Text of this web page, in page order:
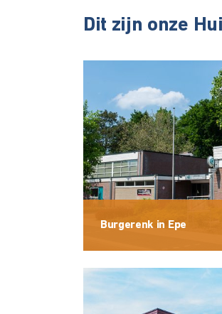
Dit zijn onze
Burgerenk in Epe